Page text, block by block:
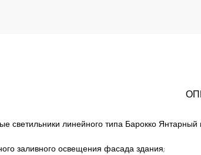
светильники линейного типа Барокко
заливного освещения фасада здания;